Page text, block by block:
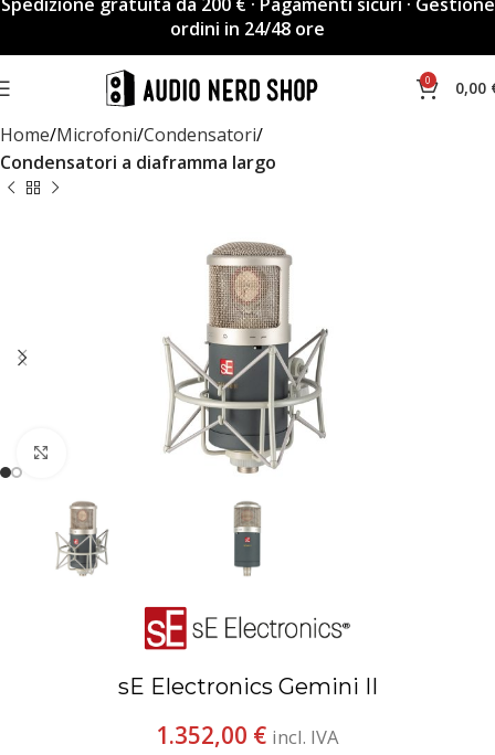
0 0,00
Home Microfoni Condensatori
Condensatori a diaframma largo
sE Electronics Gemini II
1.352,00 € incl. IVA
ordini in 24/48 ore